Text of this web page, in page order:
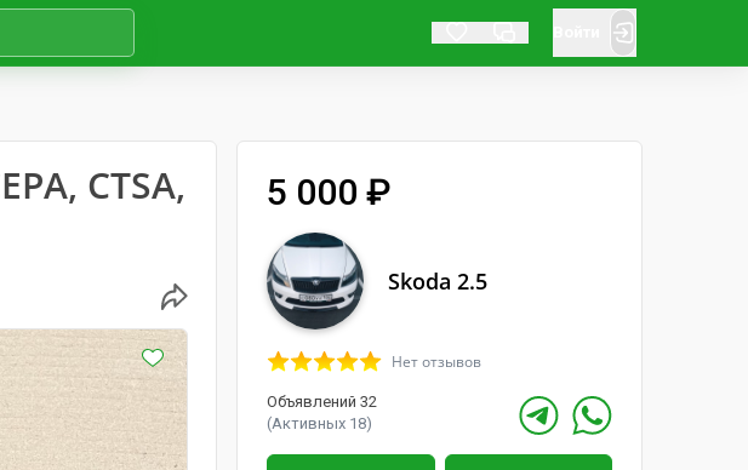
CTSA, 5 000 ₽
Skoda 2.5
Нет отзывов
Объявлений 32
(Активных 18)